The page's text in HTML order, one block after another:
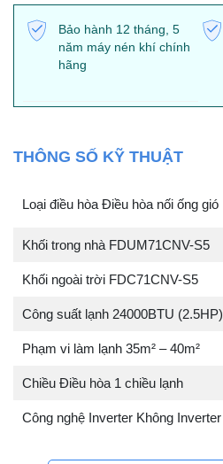
Bảo hành 12 tháng, 5
năm máy nén khí chính
hãng
THÔNG SỐ KỸ THUẬT
Loại điều hòa Điều hòa nối ống gió
Khối trong nhà FDUM71CNV-S5
Khối ngoài trời FDC71CNV-S5
Công suất lạnh 24000BTU (2.5HP)
Phạm vi làm lạnh 35m² – 40m²
Chiều Điều hòa 1 chiều lạnh
Công nghệ Inverter Không Inverter